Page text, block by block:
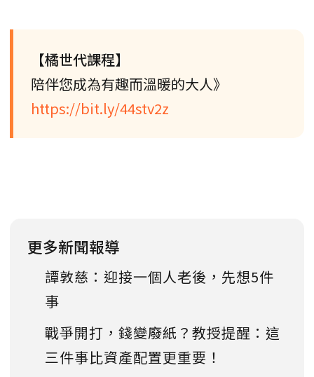
【橘世代課程】
陪伴您成為有趣而溫暖的大人》
https://bit.ly/44stv2z
更多新聞報導
譚敦慈：迎接一個人老後，先想5件
事
戰爭開打，錢變廢紙？教授提醒：這
三件事比資產配置更重要！